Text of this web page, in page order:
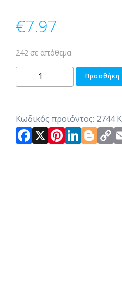
€7.97
242 σε απόθεμα
ΚΟΡΜΟΣ
Προσθήκη
Κωδικός προϊόντος: 2744
Facebook
X